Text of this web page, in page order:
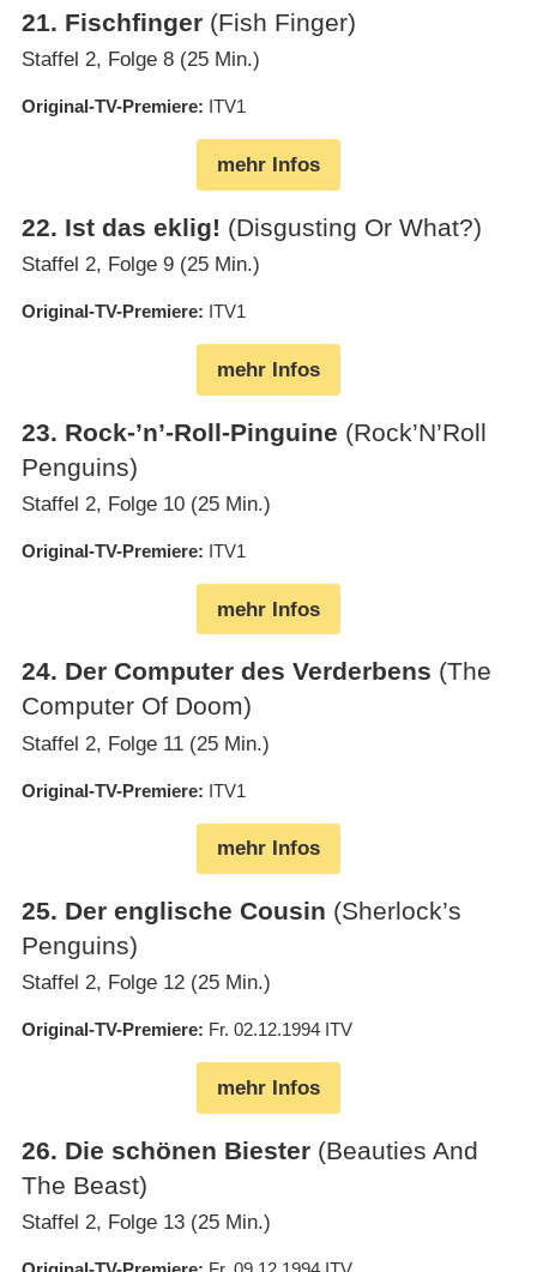
21. Fischfinger (Fish Finger)
Staffel 2, Folge 8 (25 Min.)
Original-TV-Premiere ITV1
mehr Infos
22. Ist das eklig! (Disgusting Or What?)
Staffel 2, Folge 9 (25 Min.)
Original-TV-Premiere ITV1
mehr Infos
23. Rock-’n’-Roll-Pinguine (Rock’N’Roll
Penguins)
Staffel 2, Folge 10 (25 Min.)
Original-TV-Premiere ITV1
mehr Infos
24. Der Computer des Verderbens (The
Computer Of Doom)
Staffel 2, Folge 11 (25 Min.)
Original-TV-Premiere ITV1
mehr Infos
25. Der englische Cousin (Sherlock’s
Penguins)
Staffel 2, Folge 12 (25 Min.)
Original-TV-Premiere Fr. 02.12.1994 ITV
mehr Infos
26. Die schönen Biester (Beauties And
The Beast)
Staffel 2, Folge 13 (25 Min.)